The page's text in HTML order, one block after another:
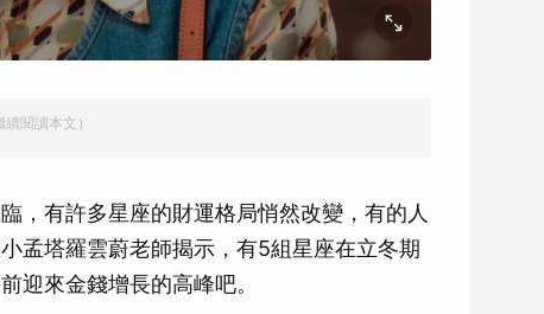
閱讀本文）
，有許多星座的財運格局悄然改變，有的人
孟塔羅雲蔚老師揭示，有5組星座在立冬期
迎來金錢增長的高峰吧。